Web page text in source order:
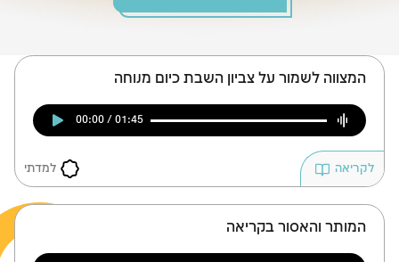
המצווה לשמור על צביון השבת כיום מנוחה
00:00 / 01:45
למדתי לקריאה
המותר והאסור בקריאה